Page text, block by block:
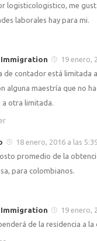
logisticologistico, me
laborales hay para mi.
Immigration
19 enero,
de contador está limitada
alguna maestría que no
a otra limitada.
18 enero, 2016 a las
promedio de la
para colombianos.
Immigration
19 enero,
de la residencia a la